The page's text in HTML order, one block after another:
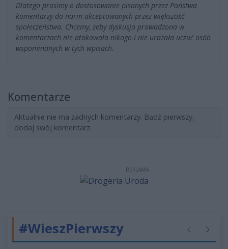
Dlatego prosimy o dostosowanie pisanych przez Państwa
komentarzy do norm akceptowanych przez większość
społeczeństwa. Chcemy, żeby dyskusja prowadzona w
komentarzach nie atakowała nikogo i nie urażała uczuć osób
wspominanych w tych wpisach.
Komentarze
Aktualnie nie ma żadnych komentarzy. Bądź pierwszy,
dodaj swój komentarz.
REKLAMA
#WieszPierwszy Poprzednie